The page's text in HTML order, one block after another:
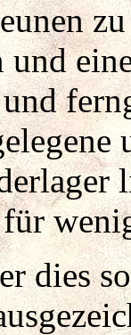
und
dies